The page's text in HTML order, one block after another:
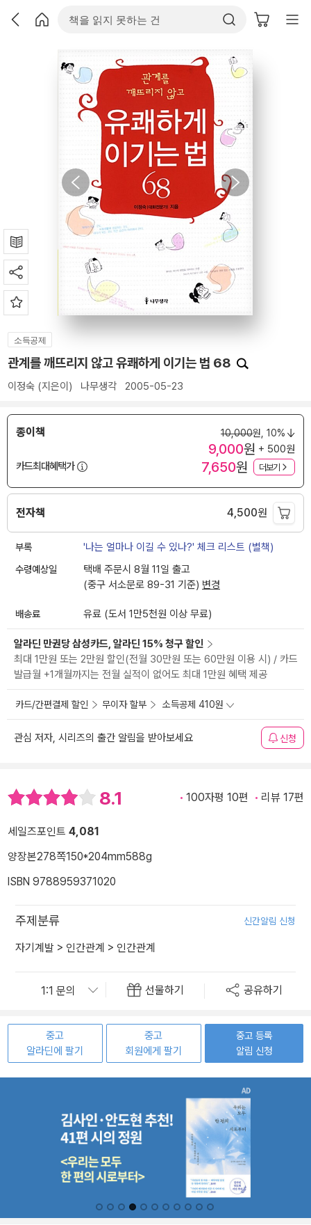
소득공제
관계를 깨뜨리지 않고 유쾌하게 이기는 법 68
이정숙 (지은이) 나무생각 2005-05-23
종이책 10,000원, 10%
9,000원 + 500원
카드최대혜택가
7,650원 더보기
전자책 4,500원
부록 '나는 얼마나 이길 수 있나?' 체크 리스트 (별책)
수령예상일
택배 주문시 8월 11일 출고
(중구 서소문로 89-31 기준) 변경
배송료 유료 (도서 1만5천원 이상 무료)
알라딘 만권당 삼성카드, 알라딘 15% 청구 할인
최대 1만원 또는 2만원 할인(전월 30만원 또는 60만원 이용 시) / 카드
발급월 +1개월까지는 전월 실적이 없어도 최대 1만원 혜택 제공
카드/간편결제 할인 무이자 할부 소득공제 410원
관심 저자, 시리즈의 출간 알림을 받아보세요 신청
8.1 100자평 10편 리뷰 17편
세일즈포인트 4,081
양장본278쪽150*204mm588g
ISBN 9788959371020
주제분류 신간알림 신청
자기계발 > 인간관계 > 인간관계
선물하기 공유하기
중고
알라딘에 팔기
중고
회원에게 팔기
중고 등록
알림 신청